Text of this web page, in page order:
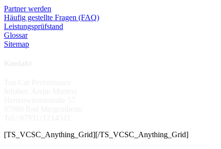
Partner werden
Häufig gestellte Fragen (FAQ)
Leistungsprüfstand
Glossar
Sitemap
[TS_VCSC_Anything_Grid][/TS_VCSC_Anything_Grid]